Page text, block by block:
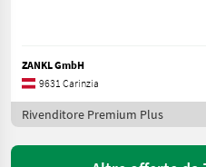
ZANKL GmbH
9631 Carinzia
Rivenditore Premium Plus